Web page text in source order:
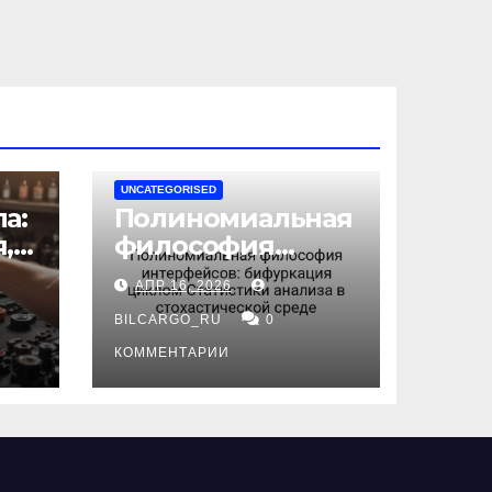
UNCATEGORISED
Полиномиальная
философия
интерфейсов:
бифуркация
циклом
Статистики
анализа в
среде
АПР 16, 2026
BILCARGO_RU 0
КОММЕНТАРИИ